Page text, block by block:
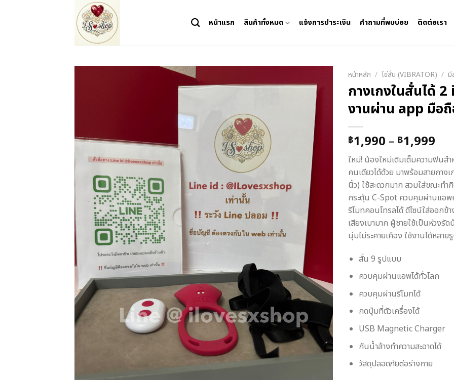
หน้าแรก สินค้าทั้งหมด แจ้งการชำระเงิน คำถามที่พบบ่อย ติดต่อเรา
หน้าหลัก / ไข่สั่น (VIBRATOR) / มี
กางเกงในสั่นได้
งานผ่าน app มือ
฿1,990 – ฿1,999
฿
฿
ใหม่! น้องใหม่เติมเต็มความฟินส
คนเดียวได้ด้วย มาพร้อมสายกาง
นิ้ว) ใช้สะดวกมาก สวมใส่ขณะทำ
กระตุ้น C-Spot ควบคุมผ่านแอพ
รีโมทคอนโทรลได้ ดีไซน์ใส่ออกข้
เสียงเบามาก ผู้ชายใช้เป็นห่วงรัด
นุ่มไม่ระคายเคือง ใช้งานได้หลาย
สั่น 9 รูปแบบ
ควบคุมผ่านแอพได้ทั่วโลก
ควบคุมผ่านรีโมทได้
กดปุ่มที่ตัวเครื่องได้
USB Magnetic Charger
กันน้ำล้างทำความสะอาดได้
วัสดุปลอดภัยต่อร่างกาย